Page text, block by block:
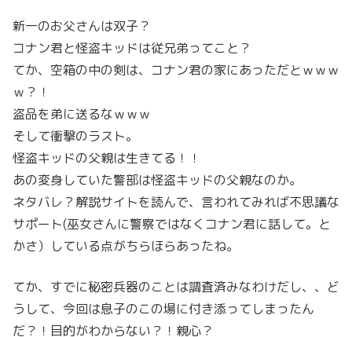
新一のお父さんは双子？
コナン君と怪盗キッドは従兄弟ってこと？
てか、空箱の中の剣は、コナン君の家にあっただとｗｗｗ
ｗ？！
盗品を弟に送るなｗｗｗ
そして衝撃のラスト。
怪盗キッドの父親は生きてる！！
あの変身していた警部は怪盗キッドの父親なのか。
ネタバレ？解説サイトを読んで、言われてみれば不思議な
サポート(巫女さんに警察ではなくコナン君に話して。と
かさ）している点がちらほらあったね。
てか、すでに秘密兵器のことは調査済みなわけだし、、ど
うして、今回は息子のこの場に付き添ってしまったん
だ？！目的がわからない？！親心？